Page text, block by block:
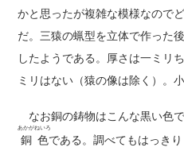
かと思ったが複雑な模様なので
だ。三猿の蝋型を立体で作った
したようである。厚さは一ミリ
ミリはない（猿の像は除く）。
なお銅の鋳物はこんな黒い色
銅色
あかがねいろ
である。調べてもはっき